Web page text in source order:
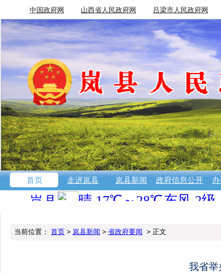
中国政府网 山西省人民政府网 吕梁市人民政府网
首页 走进岚县 岚县新闻 政府信息公开
当前位置： 首页 > 岚县新闻 > 省政府要闻 > 正文
我省举